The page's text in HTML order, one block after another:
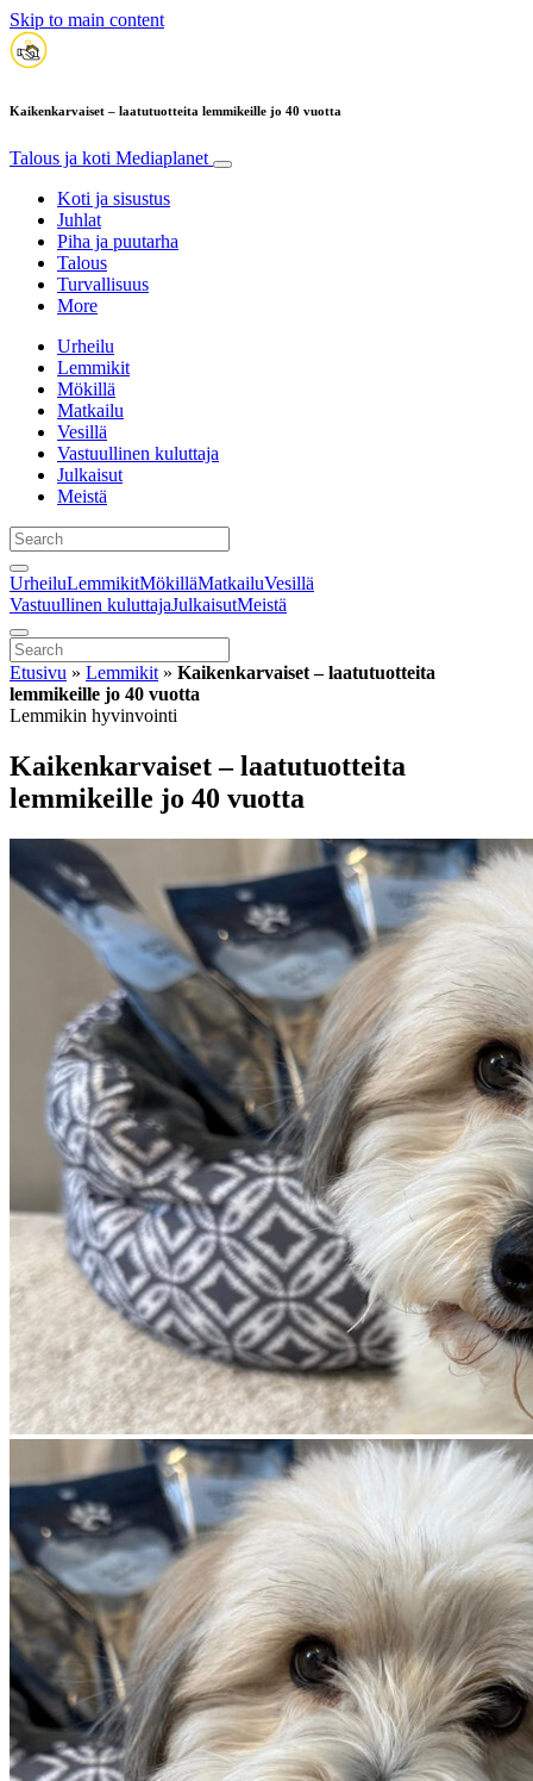
Skip to main content
Kaikenkarvaiset – laatutuotteita lemmikeille jo 40 vuotta
Talous ja koti Mediaplanet
Koti ja sisustus
Juhlat
Piha ja puutarha
Talous
Turvallisuus
More
Urheilu
Lemmikit
Mökillä
Matkailu
Vesillä
Vastuullinen kuluttaja
Julkaisut
Meistä
UrheiluLemmikitMökilläMatkailuVesillä
Vastuullinen kuluttajaJulkaisutMeistä
Etusivu » Lemmikit » Kaikenkarvaiset – laatutuotteita
lemmikeille jo 40 vuotta
Lemmikin hyvinvointi
Kaikenkarvaiset – laatutuotteita
lemmikeille jo 40 vuotta